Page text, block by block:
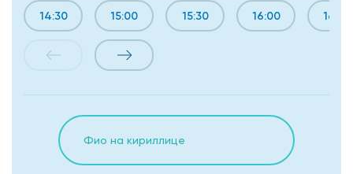
14:30 15:00 15:30 16:00 16:30